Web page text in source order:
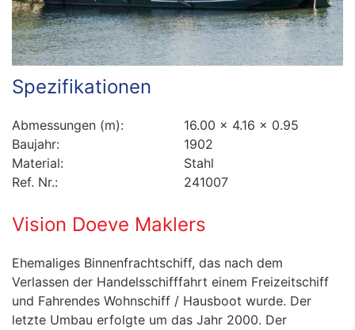
Spezifikationen
Abmessungen (m):
16.00 x 4.16 x 0.95
Baujahr:
1902
Material:
Stahl
Ref. Nr.:
241007
Vision Doeve Maklers
Ehemaliges Binnenfrachtschiff, das nach dem
Verlassen der Handelsschifffahrt einem Freizeitschiff
und Fahrendes Wohnschiff / Hausboot wurde. Der
letzte Umbau erfolgte um das Jahr 2000. Der